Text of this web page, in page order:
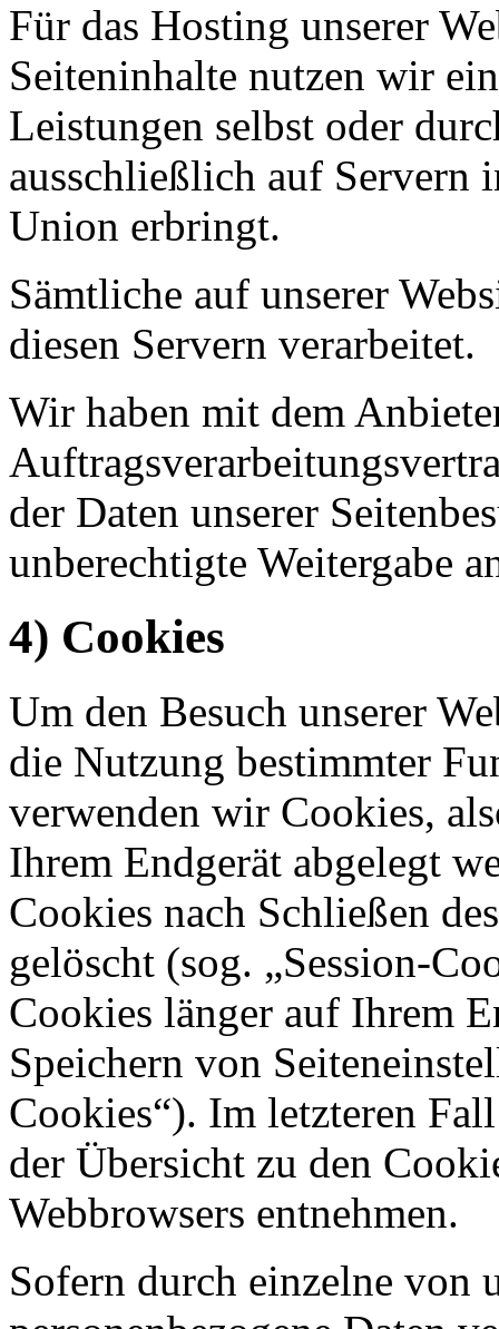
Für das Hosting unserer
Seiteninhalte nutzen wir
Leistungen selbst oder
ausschließlich auf Servern
Union erbringt.
Sämtliche auf unserer
diesen Servern verarbeitet.
Wir haben mit dem
der Daten unserer
unberechtigte Weitergabe
4) Cookies
Um den Besuch unserer
die Nutzung bestimmter
verwenden wir Cookies,
Ihrem Endgerät abgelegt
Cookies nach Schließen
gelöscht (sog. „Session-
Cookies länger auf Ihrem
Speichern von
Cookies“). Im letzteren
der Übersicht zu den
Webbrowsers entnehmen.
Sofern durch einzelne von